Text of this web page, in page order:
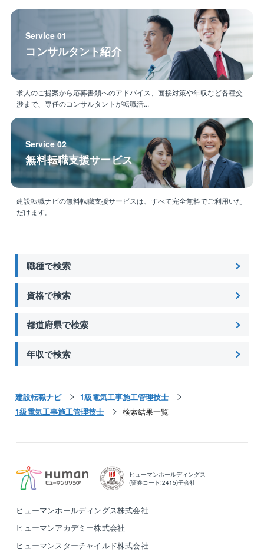
陽光発電等、再生可能なエネルギー関連事業にも力を
入れ、海外での事業展開もスタートしています。
（2）藤田グループは創業96周年を迎えました。これま
で顧客への信頼を何より大事にしてきた結果、群馬県
内はもとより、栃木県や埼玉県等の近隣県にも活躍の
場を広げています。顧客満足第一の高い技術力を誇
り、地元企業との信頼関係を培い「設備といえば藤
田」と言ってもらえるまでに成長してきました。
Service 01
コンサルタント紹介
求人のご提案から応募書類へのアドバイス、面接対策や年収など各種交
渉まで、専任のコンサルタントが転職活...
Service 02
無料転職支援サービス
建設転職ナビの無料転職支援サービスは、すべて完全無料でご利用いた
だけます。
職種で検索
資格で検索
都道府県で検索
年収で検索
建設転職ナビ
1級電気工事施工管理技士
1級電気工事施工管理技士
検索結果一覧
ヒューマンホールディングス
(証券コード:2415)子会社
ヒューマンホールディングス株式会社
ヒューマンアカデミー株式会社
ヒューマンスターチャイルド株式会社